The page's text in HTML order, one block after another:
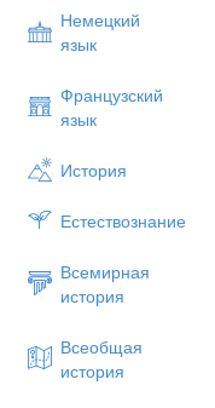
Немецкий
язык
Французский
язык
История
Естествознание
Всемирная
история
Всеобщая
история